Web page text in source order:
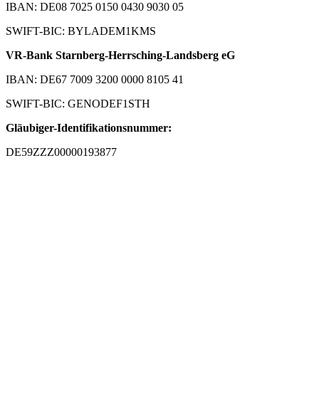
IBAN: DE08 7025 0150 0430 9030 05
SWIFT-BIC: BYLADEM1KMS
VR-Bank Starnberg-Herrsching-Landsberg eG
IBAN: DE67 7009 3200 0000 8105 41
SWIFT-BIC: GENODEF1STH
Gläubiger-Identifikationsnummer:
DE59ZZZ00000193877